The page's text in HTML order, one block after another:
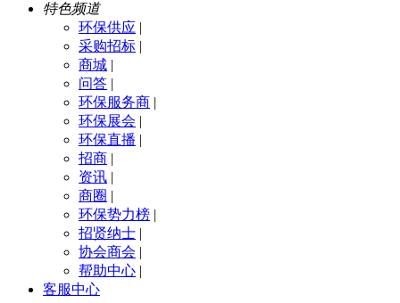
特色频道
环保供应 |
采购招标 |
商城 |
问答 |
环保服务商 |
环保展会 |
环保直播 |
招商 |
资讯 |
商圈 |
环保势力榜 |
招贤纳士 |
协会商会 |
帮助中心 |
客服中心